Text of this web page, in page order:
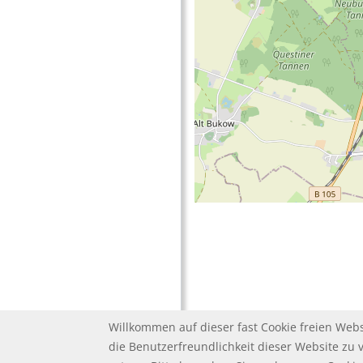
Willkommen auf dieser fast Cookie freien
die Benutzerfreundlichkeit dieser Website zu